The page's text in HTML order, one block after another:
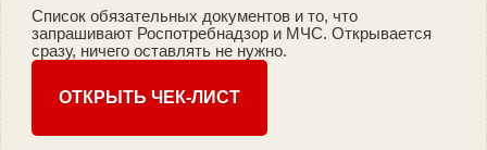
Список обязательных документов и то, что
запрашивают Роспотребнадзор и МЧС. Открывается
сразу, ничего оставлять не нужно.
ОТКРЫТЬ ЧЕК-ЛИСТ